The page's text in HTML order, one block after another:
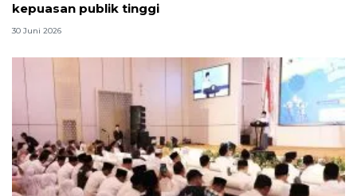
kepuasan publik tinggi
30 Juni 2026